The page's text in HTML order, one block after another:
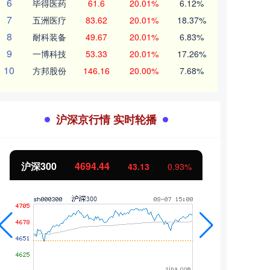
毕得医药 61.6 20.01% 6.12%
7 五洲医疗 83.62 20.01% 18.37%
8 耐科装备 49.67 20.01% 6.83%
9 一博科技 53.33 20.01% 17.26%
10 方邦股份 146.16 20.00% 7.68%
沪深京行情 实时轮播
北证50 1134.24 11.37 1.01%